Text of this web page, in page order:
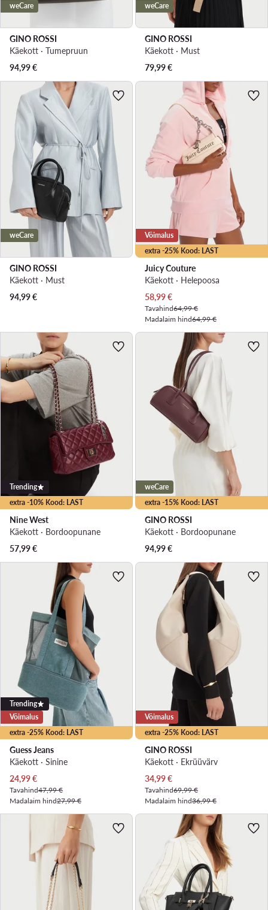
weCare
GINO ROSSI
Käekott · Tumepruun
94,99€
weCare
GINO ROSSI
Käekott · Must
79,99€
weCare
GINO ROSSI
Käekott · Must
94,99€
extra -25% Kood: LAST
Võimalus
Juicy Couture
Käekott · Heleроosa
Praegune hind
58,99€
Tavahind64,99 €
Madalaim hind64,99 €
extra -10% Kood: LAST
Trending
Nine West
Käekott · Bordoopunane
57,99€
extra -15% Kood: LAST
weCare
GINO ROSSI
Käekott · Bordoopunane
94,99€
extra -25% Kood: LAST
Trending
Võimalus
Guess Jeans
Käekott · Sinine
Praegune hind
24,99€
Tavahind47,99 €
Madalaim hind27,99 €
extra -25% Kood: LAST
Võimalus
GINO ROSSI
Käekott · Ekrüüvärv
Praegune hind
34,99€
Tavahind69,99 €
Madalaim hind36,99 €